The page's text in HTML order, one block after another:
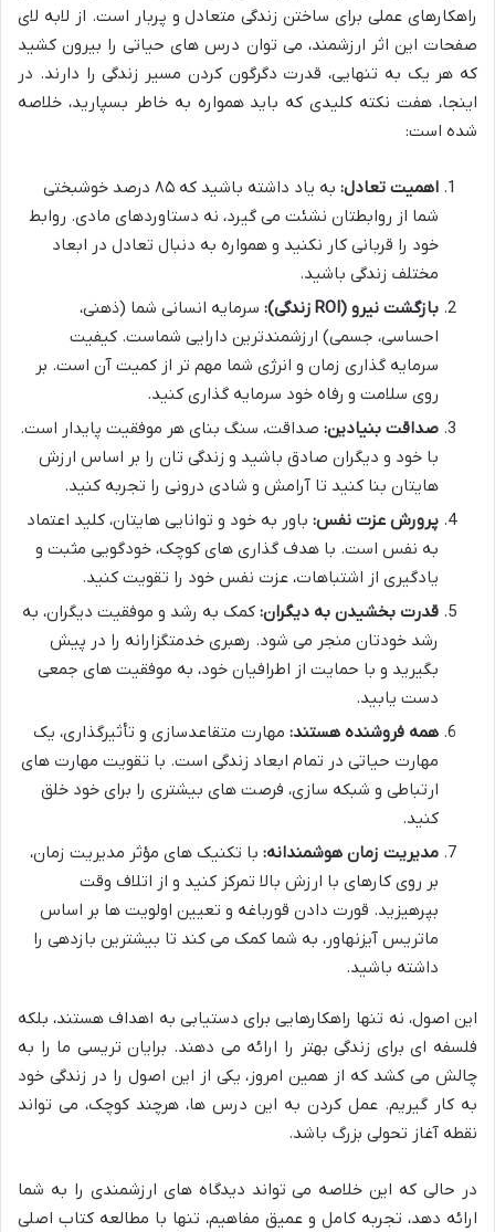
راهکارهای عملی برای ساختن زندگی متعادل و پربار است. از لابه لای
صفحات این اثر ارزشمند، می توان درس های حیاتی را بیرون کشید
که هر یک به تنهایی، قدرت دگرگون کردن مسیر زندگی را دارند. در
اینجا، هفت نکته کلیدی که باید همواره به خاطر بسپارید، خلاصه
شده است:
اهمیت تعادل:
به یاد داشته باشید که ۸۵ درصد خوشبختی
شما از روابطتان نشئت می گیرد، نه دستاوردهای مادی. روابط
خود را قربانی کار نکنید و همواره به دنبال تعادل در ابعاد
مختلف زندگی باشید.
بازگشت نیرو (ROI زندگی):
سرمایه انسانی شما (ذهنی،
احساسی، جسمی) ارزشمندترین دارایی شماست. کیفیت
سرمایه گذاری زمان و انرژی شما مهم تر از کمیت آن است. بر
روی سلامت و رفاه خود سرمایه گذاری کنید.
صداقت بنیادین: صداقت، سنگ بنای هر موفقیت پایدار است.
با خود و دیگران صادق باشید و زندگی تان را بر اساس ارزش
هایتان بنا کنید تا آرامش و شادی درونی را تجربه کنید.
پرورش عزت نفس: باور به خود و توانایی هایتان، کلید اعتماد
به نفس است. با هدف گذاری های کوچک، خودگویی مثبت و
یادگیری از اشتباهات، عزت نفس خود را تقویت کنید.
قدرت بخشیدن به دیگران: کمک به رشد و موفقیت دیگران، به
رشد خودتان منجر می شود. رهبری خدمتگزارانه را در پیش
بگیرید و با حمایت از اطرافیان خود، به موفقیت های جمعی
دست یابید.
همه فروشنده هستند: مهارت متقاعدسازی و تأثیرگذاری، یک
مهارت حیاتی در تمام ابعاد زندگی است. با تقویت مهارت های
ارتباطی و شبکه سازی، فرصت های بیشتری را برای خود خلق
کنید.
مدیریت زمان هوشمندانه: با تکنیک های مؤثر مدیریت زمان،
بر روی کارهای با ارزش بالا تمرکز کنید و از اتلاف وقت
بپرهیزید. قورت دادن قورباغه و تعیین اولویت ها بر اساس
ماتریس آیزنهاور، به شما کمک می کند تا بیشترین بازدهی را
داشته باشید.
این اصول، نه تنها راهکارهایی برای دستیابی به اهداف هستند، بلکه
فلسفه ای برای زندگی بهتر را ارائه می دهند. برایان تریسی ما را به
چالش می کشد که از همین امروز، یکی از این اصول را در زندگی خود
به کار گیریم. عمل کردن به این درس ها، هرچند کوچک، می تواند
نقطه آغاز تحولی بزرگ باشد.
در حالی که این خلاصه می تواند دیدگاه های ارزشمندی را به شما
ارائه دهد، تجربه کامل و عمیق مفاهیم، تنها با مطالعه کتاب اصلی